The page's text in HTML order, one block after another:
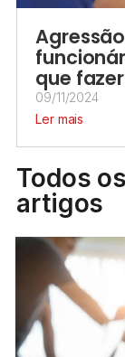
que
09/11/2024
Ler mais
Todos os
artigos